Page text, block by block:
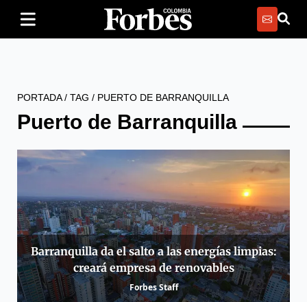
PORTADA/ TAG / PUERTO DE BARRANQUILLA
Puerto de Barranquilla
Barranquilla da el salto a las energías limpias:
creará empresa de renovables
Forbes Staff